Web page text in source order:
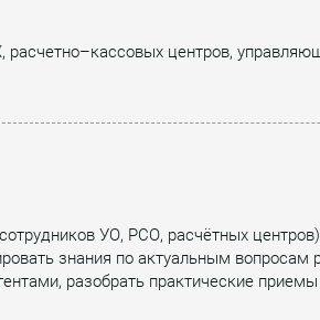
центров,
УО, РСО, расчётных
знания по актуальным
разобрать практические